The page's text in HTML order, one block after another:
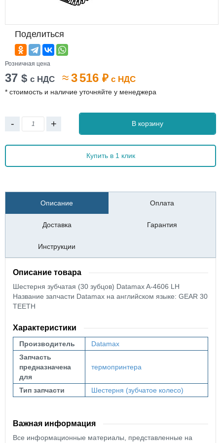
Поделиться
Розничная цена
37 $ с НДС ≈3 516 ₽ с НДС
* стоимость и наличие уточняйте у менеджера
- + В корзину
Купить в 1 клик
Описание Оплата
Доставка Гарантия
Инструкции
Описание товара
Шестерня зубчатая (30 зубцов) Datamax A-4606 LH
Название запчасти Datamax на английском языке: GEAR 30
TEETH
Характеристики
Производитель
Datamax
Запчасть
предназначена
для
термопринтера
Тип запчасти Шестерня (зубчатое колесо)
Важная информация
Все информационные материалы, представленные на